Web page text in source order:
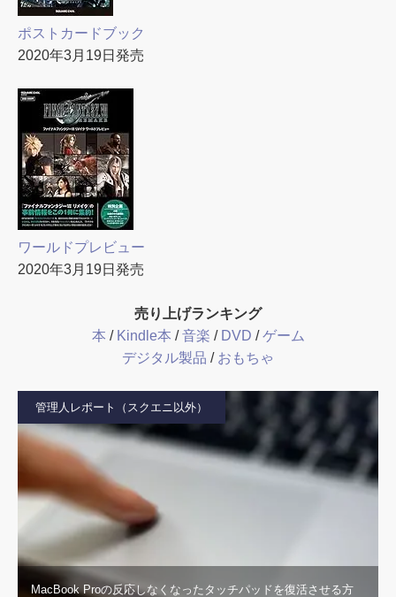
ポストカードブック
2020年3月19日発売
ワールドプレビュー
2020年3月19日発売
売り上げランキング
本 / Kindle本 /音楽 / DVD /ゲーム
デジタル製品 / おもちゃ
管理人レポート（スクエニ以外）
MacBook Proの反応しなくなったタッチパッドを復活させる方